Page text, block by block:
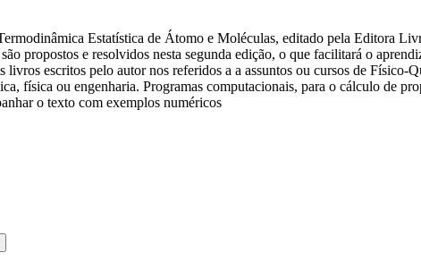
Estatística de Átomo e Moléculas, editado pela Editora
propostos e resolvidos nesta segunda edição, o que facilitará o
livros escritos pelo autor nos referidos a a assuntos ou cursos de
física ou engenharia. Programas computacionais, para o cálculo de
o texto com exemplos numéricos